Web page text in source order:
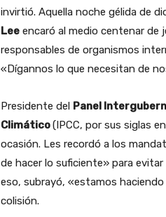
invirtió. Aquella noche gélida de
Leeencaró al medio centenar de
responsables de organismos
«Dígannos lo que necesitan de
Presidente del Panel
Climático(IPCC, por sus siglas
ocasión. Les recordó a los
de hacer lo suficiente» para
eso, subrayó, «estamos
colisión.